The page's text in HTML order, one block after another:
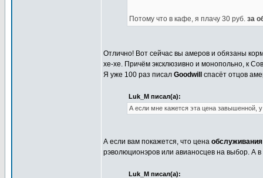
Потому что в кафе, я плачу 30 руб. за
Отлично! Вот сейчас вы амеров и обязаны
хе-хе. Причём эксклюзивно и монопольно, к
Я уже 100 раз писал Goodwill спасёт отцов
Luk_M писал(а):
А если мне кажется эта цена завышенной,
А если вам покажется, что цена
рэволюционэров или авианосцев на выбор.
Luk_M писал(а):